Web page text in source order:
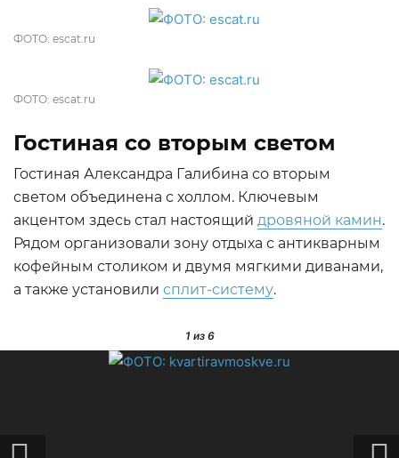
ФОТО: escat.ru
ФОТО: escat.ru
Гостиная со вторым светом
Гостиная Александра Галибина со вторым
светом объединена с холлом. Ключевым
акцентом здесь стал настоящий дровяной камин.
Рядом организовали зону отдыха с антикварным
кофейным столиком и двумя мягкими диванами,
а также установили сплит-систему.
1из 6